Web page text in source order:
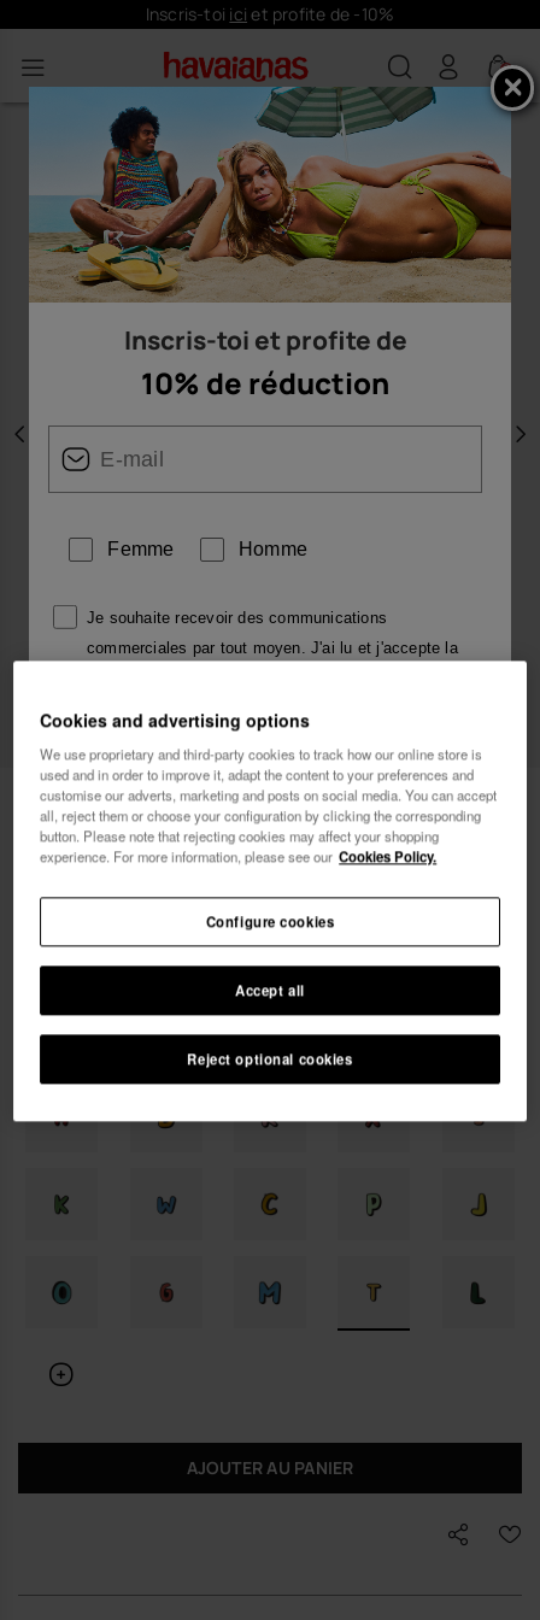
Inscris-toi ici et profite de -10%
0
Précédent
Havaianas Charms Slim Alphabet 3,90 €
LIVRAISON OFFERTE sur toutes les commandes
AJOUTER AU PANIER
Inscris-toi et profite de
10% de réduction
Femme Homme
Je souhaite recevoir des communications
commerciales par tout moyen. J'ai lu et j'accepte la
je veux 10% de
réduction
Cookies and advertising options
We use proprietary and third-party cookies to track how our online store is
used and in order to improve it, adapt the content to your preferences and
customise our adverts, marketing and posts on social media. You can accept
all, reject them or choose your configuration by clicking the corresponding
button. Please note that rejecting cookies may affect your shopping
experience. For more information, please see our Cookies Policy.
Reject optional cookies
Accept all
Configure cookies